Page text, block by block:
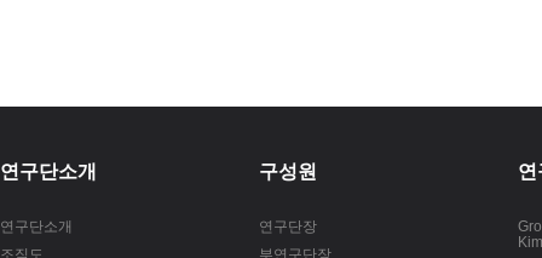
연구단소개
연구단소개
조직도
구성원
연구단장
부연구단장
연